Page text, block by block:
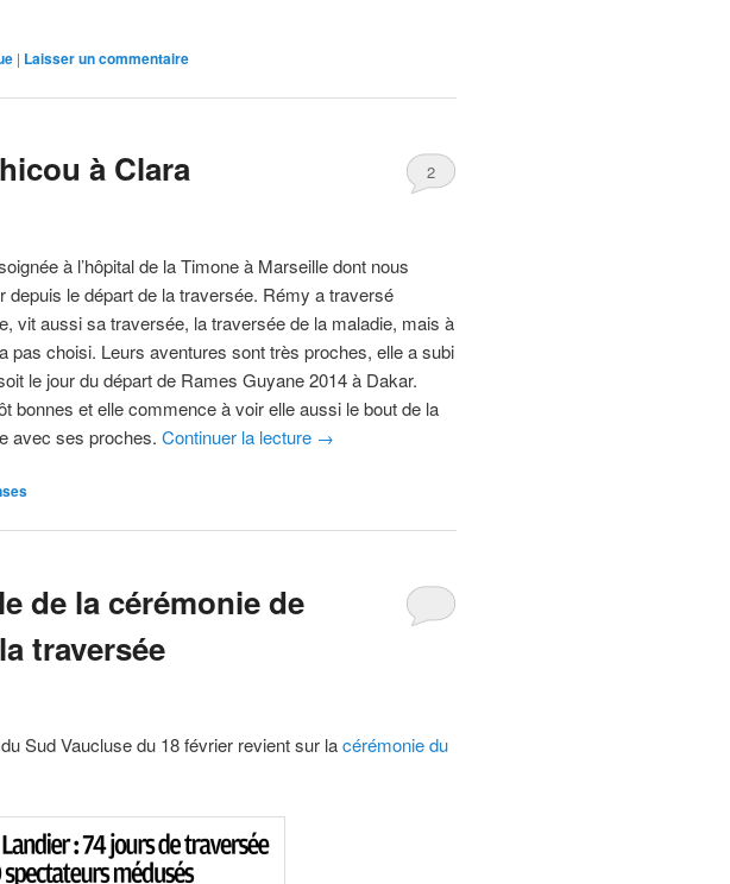
| Laisser un commentaire
à Clara 2
à l’hôpital de la Timone à Marseille dont nous
depuis le départ de la traversée. Rémy a traversé
vit aussi sa traversée, la traversée de la maladie, mais à
pas choisi. Leurs aventures sont très proches, elle a subi
le jour du départ de Rames Guyane 2014 à Dakar.
bonnes et elle commence à voir elle aussi le bout de la
avec ses proches. Continuer la lecture →
de la cérémonie de
traversée
Sud Vaucluse du 18 février revient sur lacérémonie du